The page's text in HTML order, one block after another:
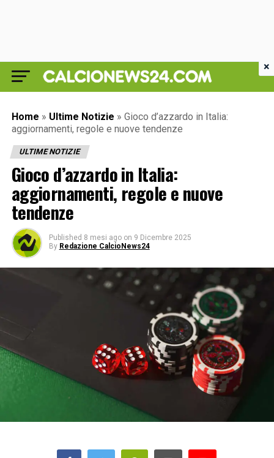
Home » Ultime Notizie » Gioco d’azzardo in Italia:
aggiornamenti, regole e nuove tendenze
ULTIME NOTIZIE
Gioco d’azzardo in Italia:
aggiornamenti, regole e nuove
tendenze
Published 8 mesi ago on 9 Dicembre 2025
By Redazione CalcioNews24
×